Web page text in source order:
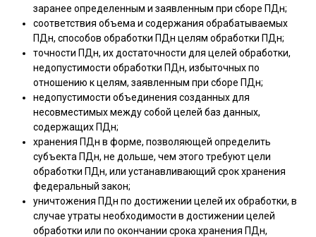
заранее определенным и заявленным при сборе ПДн;
соответствия объема и содержания обрабатываемых
ПДн, способов обработки ПДн целям обработки ПДн;
точности ПДн, их достаточности для целей обработки,
недопустимости обработки ПДн, избыточных по
отношению к целям, заявленным при сборе ПДн;
недопустимости объединения созданных для
несовместимых между собой целей баз данных,
содержащих ПДн;
хранения ПДн в форме, позволяющей определить
субъекта ПДн, не дольше, чем этого требуют цели
обработки ПДн, или устанавливающий срок хранения
федеральный закон;
уничтожения ПДн по достижении целей их обработки, в
случае утраты необходимости в достижении целей
обработки или по окончании срока хранения ПДн,